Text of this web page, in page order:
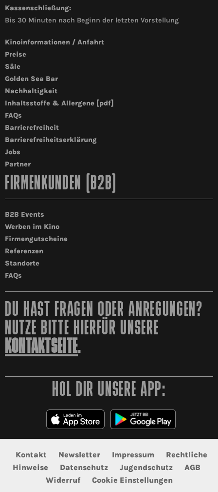
Kassenschließung:
Bis 30 Minuten nach Beginn der letzten Vorstellung
Kinoinformationen / Anfahrt
Preise
Säle
Golden Sea Bar
Nachhaltigkeit
Inhaltsstoffe & Allergene [pdf]
FAQs
Barrierefreiheit
Barrierefreiheitserklärung
Jobs
Partner
FIRMENKUNDEN (B2B)
B2B Events
Werben im Kino
Firmengutscheine
Referenzen
Standorte
FAQs
DU HAST FRAGEN ODER ANREGUNGEN?
NUTZE BITTE HIERFÜR UNSERE
KONTAKTSEITE.
HOL DIR UNSERE APP:
Kontakt Newsletter Impressum
Rechtliche
Hinweise
Datenschutz Jugendschutz
AGB
Widerruf
Cookie Einstellungen